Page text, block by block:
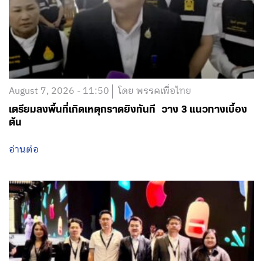
August 7, 2026 - 11:50 โดย พรรคเพื่อไทย
เตรียมลงพื้นที่เกิดเหตุกราดยิงทันที วาง 3 แนวทางเบื้อง
ต้น
อ่านต่อ